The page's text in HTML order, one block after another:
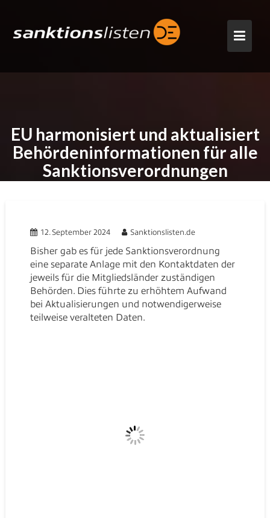
content
EU harmonisiert und aktualisiert
Behördeninformationen für alle
Sanktionsverordnungen
12. September 2024 Sanktionslisten.de
Bisher gab es für jede Sanktionsverordnung
eine separate Anlage mit den Kontaktdaten der
jeweils für die Mitgliedsländer zuständigen
Behörden. Dies führte zu erhöhtem Aufwand
bei Aktualisierungen und notwendigerweise
teilweise veralteten Daten.